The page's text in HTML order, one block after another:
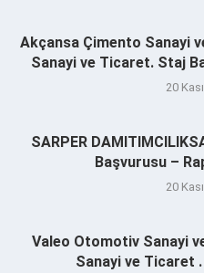
Akçansa Çimento Sanayi
Sanayi ve Ticaret. Staj
20
SARPER
Başvurusu –
20
Valeo Otomotiv Sanayi
Sanayi ve Ticaret